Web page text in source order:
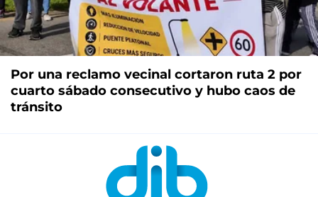
Por una reclamo vecinal cortaron ruta 2 por
cuarto sábado consecutivo y hubo caos de
tránsito